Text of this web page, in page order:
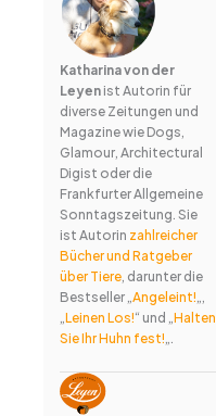
Katharina von der
Leyenist Autorin für
diverse Zeitungen und
Magazine wie Dogs,
Glamour, Architectural
Digist oder die
Frankfurter Allgemeine
Sonntagszeitung. Sie
ist Autorin zahlreicher
Bücher und Ratgeber
über Tiere, darunter die
Bestseller „Angeleint!„,
„Leinen Los!“ und „Halten
Sie Ihr Huhn fest!„.